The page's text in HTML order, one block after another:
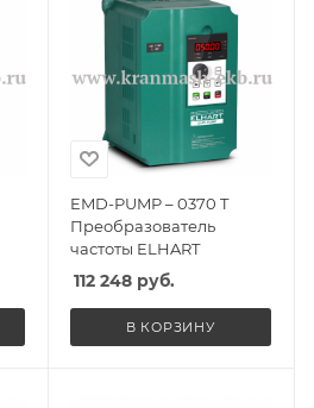
EMD-PUMP – 0370 T
Преобразователь
частоты ELHART
112 248руб.
В КОРЗИНУ